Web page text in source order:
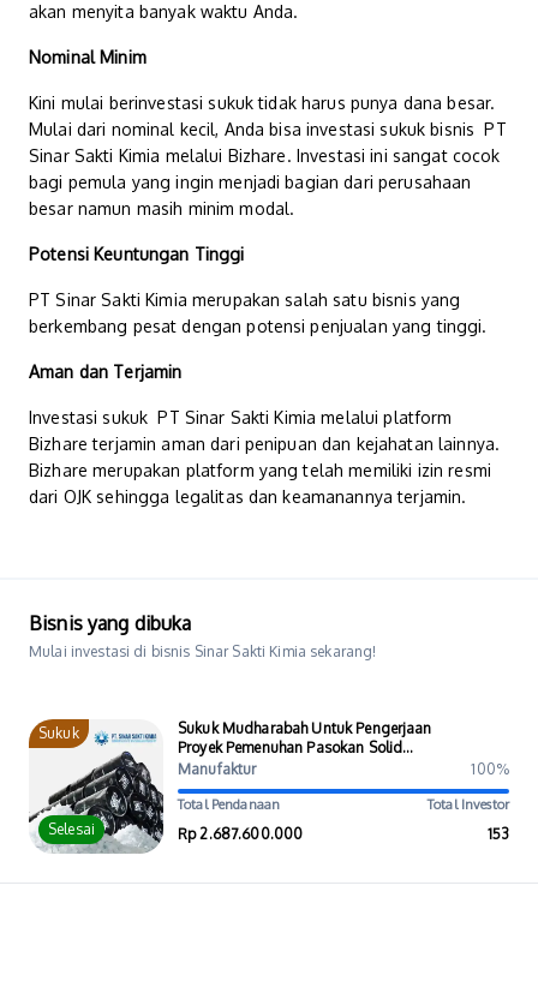
akan menyita banyak waktu Anda.
Nominal Minim
Kini mulai berinvestasi sukuk tidak harus punya dana besar.
Mulai dari nominal kecil, Anda bisa investasi sukuk bisnis PT
Sinar Sakti Kimia melalui Bizhare. Investasi ini sangat cocok
bagi pemula yang ingin menjadi bagian dari perusahaan
besar namun masih minim modal.
Potensi Keuntungan Tinggi
PT Sinar Sakti Kimia merupakan salah satu bisnis yang
berkembang pesat dengan potensi penjualan yang tinggi.
Aman dan Terjamin
Investasi sukuk PT Sinar Sakti Kimia melalui platform
Bizhare terjamin aman dari penipuan dan kejahatan lainnya.
Bizhare merupakan platform yang telah memiliki izin resmi
dari OJK sehingga legalitas dan keamanannya terjamin.
Bisnis yang dibuka
Mulai investasi di bisnis Sinar Sakti Kimia sekarang!
Sukuk
Selesai
Sukuk Mudharabah Untuk Pengerjaan
Proyek Pemenuhan Pasokan Solid
Sodium Silikat PT Darisa Intimitra
Manufaktur 100%
Total Pendanaan
Rp 2.687.600.000
Total Investor
153